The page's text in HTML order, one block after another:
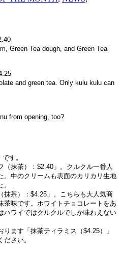
Green Tea dough, and Green Tea
and green tea. Only kulu kulu can
from opening, too?
す。
抹茶）：$2.40」。クルクル一番人
。中のクリームも表面のカリカリ生地
抹茶）：$4.25」。こちらも大人気商
茶味です。ホワイトチョコレートをあ
ハワイではクルクルでしか味わえない
ます「抹茶ティラミス（$4.25）」
さい。